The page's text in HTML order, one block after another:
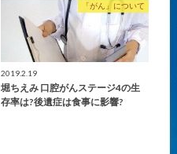
「がん」について
2019.2.19
堀ちえみ 口腔がんステージ4の生
存率は?後遺症は食事に影響?